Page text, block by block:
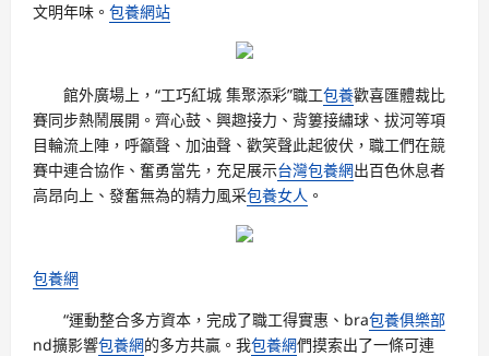
文明年味。 包養網站
館外廣場上，“工巧紅城 集聚添彩”職工包養歡喜匯體裁比
賽同步熱鬧展開。齊心鼓、興趣接力、背簍接繡球、拔河等項
目輪流上陣，呼籲聲、加油聲、歡笑聲此起彼伏，職工們在競
賽中連合協作、奮勇當先，充足展示台灣包養網出百色休息者
高昂向上、發奮無為的精力風采包養女人 。
包養網
“運動整合多方資本，完成了職工得實惠、bra包養俱樂部
nd擴影響包養網的多方共贏。我包養網們摸索出了一條可連